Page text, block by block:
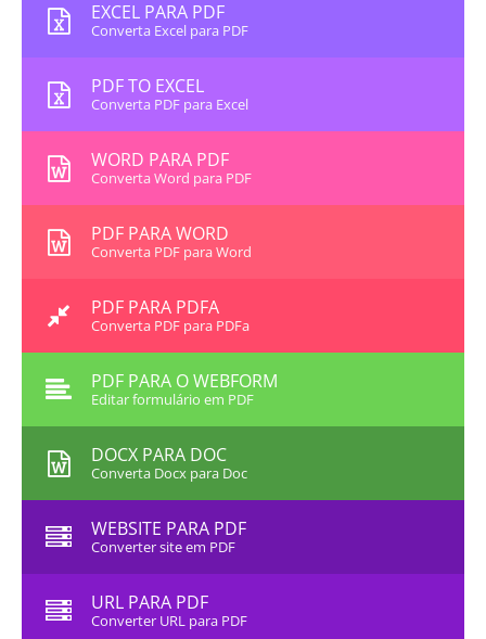
EXCEL PARA PDF
Converta Excel para PDF
PDF TO EXCEL
Converta PDF para Excel
WORD PARA PDF
Converta Word para PDF
PDF PARA WORD
Converta PDF para Word
PDF PARA PDFA
Converta PDF para PDFa
PDF PARA O WEBFORM
Editar formulário em PDF
DOCX PARA DOC
Converta Docx para Doc
WEBSITE PARA PDF
Converter site em PDF
URL PARA PDF
Converter URL para PDF